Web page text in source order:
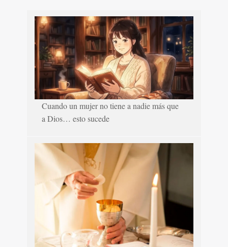
Cuando un mujer no tiene a nadie más que
a Dios… esto sucede